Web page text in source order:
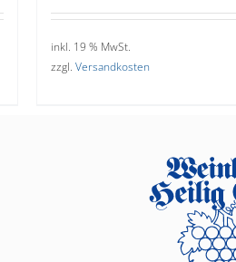
inkl. 19 % MwSt.
zzgl. Versandkosten